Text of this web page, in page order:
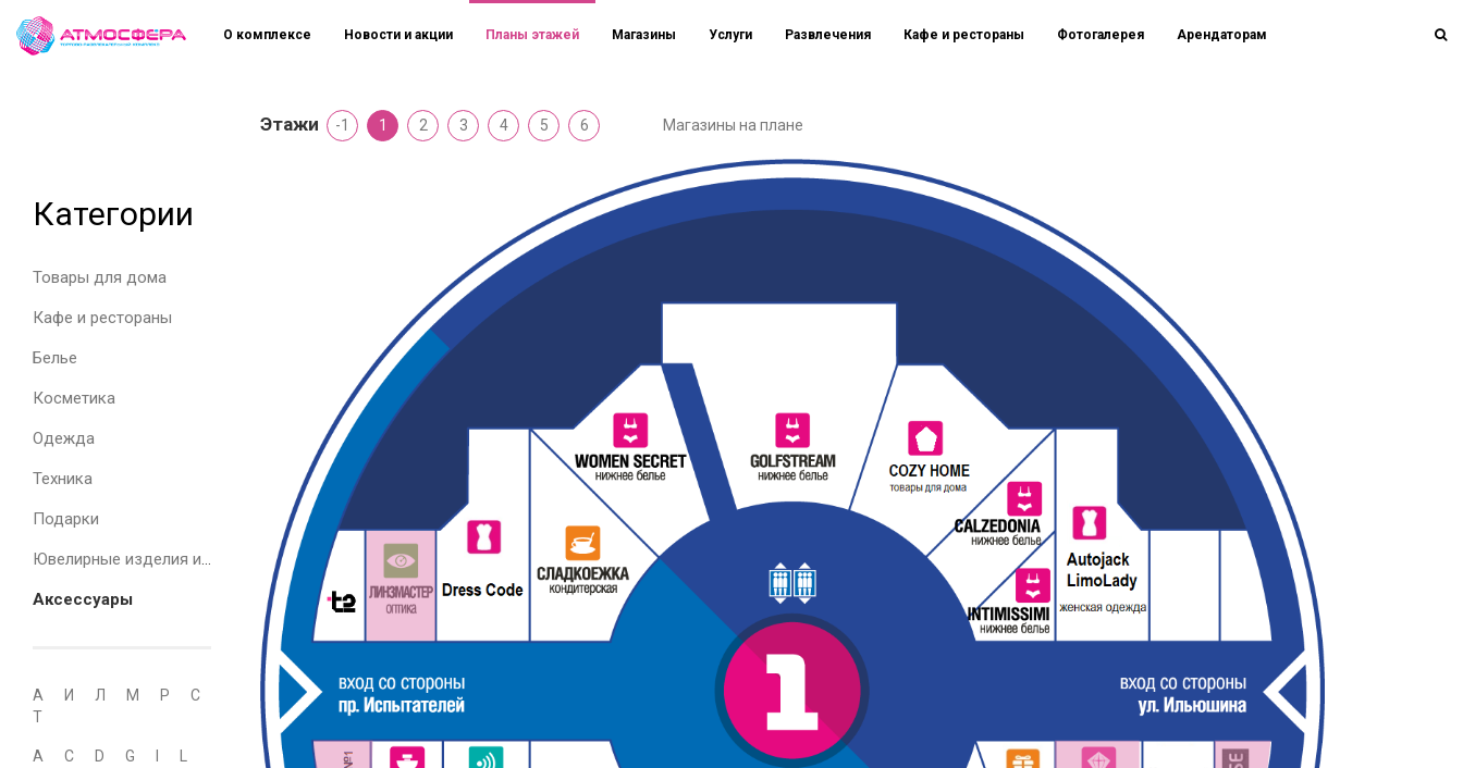
Категории
Товары для дома
Кафе и рестораны
Белье
Косметика
Одежда
Техника
Подарки
Аксессуары
А И Л М Р
С
Т
A C D G
О комплексе Новости и акции Планы этажей Магазины Услуги Развлечения Кафе и рестораны Фотогалерея Арендаторам
Этажи -1 1 2 3 4 5 6 Магазины на плане